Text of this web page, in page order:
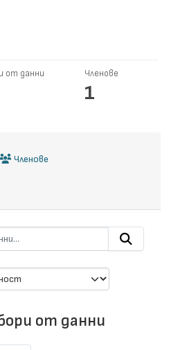
от данни Членове
1
Членове
от данни